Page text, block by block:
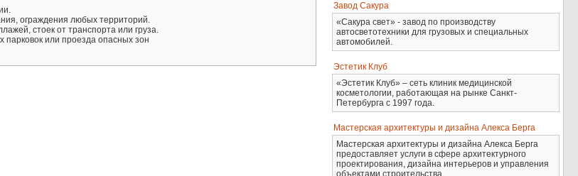
ограждения любых территорий.
стоек от транспорта или груза.
парковок или проезда опасных зон
Завод Сакура
«Сакура свет» - завод по производству
автосветотехники для грузовых и специальных
автомобилей.
Эстетик Клуб
«Эстетик Клуб» – сеть клиник медицинской
косметологии, работающая на рынке Санкт-
Петербурга с 1997 года.
Мастерская архитектуры и дизайна Алекса Берга
Мастерская архитектуры и дизайна Алекса Берга
предоставляет услуги в сфере архитектурного
проектирования, дизайна интерьеров и управления
объектами строительства.